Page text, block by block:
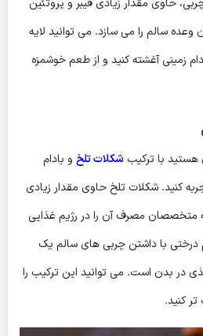
چربی، حاوی مقدار زیادی فیبر و پروتئین
سالم را می سازد. می توانید لایه
زمینی آغشته کنید و از طعم خوشمزه
هستید با ترکیب شکلات تلخ و بادام
کنید. شکلات تلخ حاوی مقدار زیادی
متخصصان مصرف آن را در رژیم غذایی
درختی با داشتن چربی های سالم یک
در بدن است. می توانید این ترکیب را
کنید.